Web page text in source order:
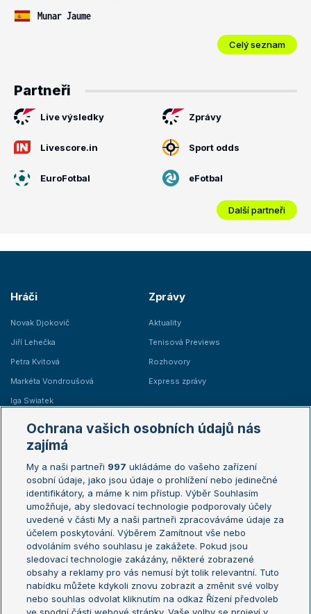
Munar Jaume
Celý seznam
Partneři
Live výsledky Zprávy
Livescore.in Sport odds
EuroFotbal eFotbal
Další partneři
Hráči
Novak Djokovič
Jiří Lehečka
Petra Kvitová
Markéta Vondroušová
Iga Swiatek
Zprávy
Aktuality
Tenisová Previews
Rozhovory
Express zprávy
Žebříčky
Žebříček ATP (muži)
Žebříček WTA (ženy)
Sázkařský žebříček
Australian Open
French Open
Wimbledon
US Open
Turnaj mistrů
Turnaj mistryň
Aktualní trendy
Fotbalové přestupy
Ochrana vašich osobních údajů nás
zajímá
My a naši partneři 997 ukládáme do vašeho zařízení
osobní údaje, jako jsou údaje o prohlížení nebo jedinečné
identifikátory, a máme k nim přístup. Výběr Souhlasím
umožňuje, aby sledovací technologie podporovaly účely
uvedené v části My a naši partneři zpracováváme údaje za
účelem poskytování. Výběrem Zamítnout vše nebo
odvoláním svého souhlasu je zakážete. Pokud jsou
sledovací technologie zakázány, některé zobrazené
obsahy a reklamy pro vás nemusí být tolik relevantní. Tuto
nabídku můžete kdykoli znovu zobrazit a změnit své volby
nebo souhlas odvolat kliknutím na odkaz Řízení předvoleb